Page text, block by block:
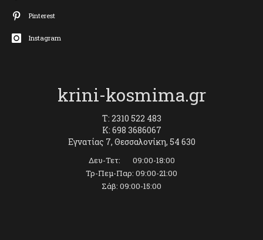
Pinterest
Instagram
krini-kosmima.gr
T: 2310 522 483
K: 698 3686067
Εγνατίας 7, Θεσσαλονίκη, 54 630
Δευ-Τετ: 09:00-18:00
Τρ-Πεμ-Παρ: 09:00-21:00
Σάβ: 09:00-15:00